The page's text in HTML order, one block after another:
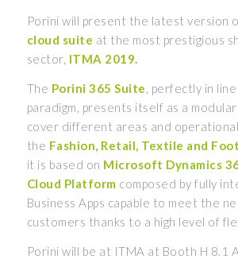
Porini will present the latest version
cloud suite at the most prestigious
sector, ITMA 2019.
The Porini 365 Suite, perfectly in
paradigm, presents itself as a
cover different areas and
the Fashion, Retail, Textile and
it is based on Microsoft Dynamics
Cloud Platform composed by fully
Business Apps capable to meet the
customers thanks to a high level of
Porini will be at ITMA at Booth H 8.1